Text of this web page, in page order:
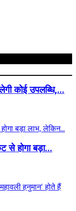
कोई उपलब्धि,...
से होगा बड़ा...